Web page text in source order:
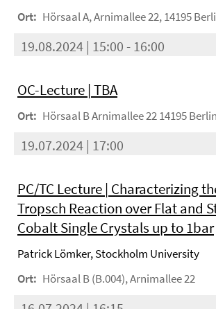
Ort: Hörsaal A, Arnimallee 22, 14195
19.08.2024 | 15:00 - 16:00
OC-Lecture | TBA
Ort: Hörsaal B Arnimallee 22 14195 Berlin
19.07.2024 | 17:00
PC/TC Lecture | Characterizing
Tropsch Reaction over Flat and
Cobalt Single Crystals up to 1bar
Patrick Lömker, Stockholm University
Ort: Hörsaal B (B.004), Arnimallee 22